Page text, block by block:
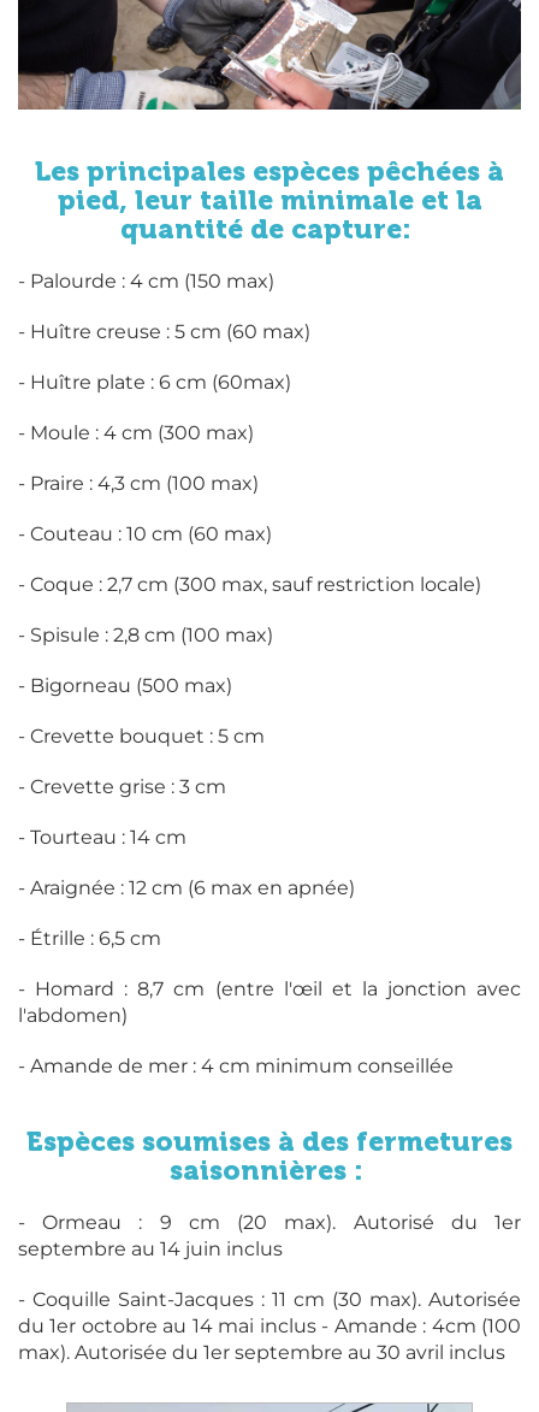
Les principales espèces pêchées à
pied, leur taille minimale et la
quantité de capture:
- Palourde : 4 cm (150 max)
- Huître creuse : 5 cm (60 max)
- Huître plate : 6 cm (60max)
- Moule : 4 cm (300 max)
- Praire : 4,3 cm (100 max)
- Couteau : 10 cm (60 max)
- Coque : 2,7 cm (300 max, sauf restriction locale)
- Spisule : 2,8 cm (100 max)
- Bigorneau (500 max)
- Crevette bouquet : 5 cm
- Crevette grise : 3 cm
- Tourteau : 14 cm
- Araignée : 12 cm (6 max en apnée)
- Étrille : 6,5 cm
- Homard : 8,7 cm (entre l'œil et la jonction avec
l'abdomen)
- Amande de mer : 4 cm minimum conseillée
Espèces soumises à des fermetures
saisonnières :
- Ormeau : 9 cm (20 max). Autorisé du 1er
septembre au 14 juin inclus
- Coquille Saint-Jacques : 11 cm (30 max). Autorisée
du 1er octobre au 14 mai inclus - Amande : 4cm (100
max). Autorisée du 1er septembre au 30 avril inclus